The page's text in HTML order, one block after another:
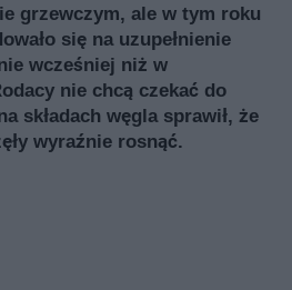
grzewczym, ale w tym roku
się na uzupełnienie
wcześniej niż w
nie chcą czekać do
składach węgla sprawił, że
wyraźnie rosnąć.